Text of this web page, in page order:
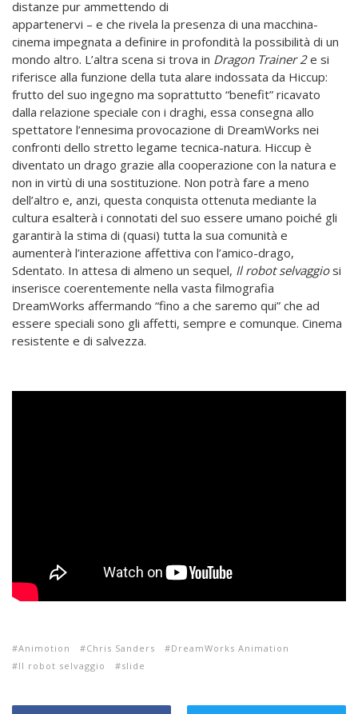
distanze pur ammettendo di
appartenervi – e che rivela la presenza di una macchina-
cinema impegnata a definire in profondità la possibilità di un
mondo altro. L’altra scena si trova in Dragon Trainer 2e si
riferisce alla funzione della tuta alare indossata da Hiccup:
frutto del suo ingegno ma soprattutto “benefit” ricavato
dalla relazione speciale con i draghi, essa consegna allo
spettatore l’ennesima provocazione di DreamWorks nei
confronti dello stretto legame tecnica-natura. Hiccup è
diventato un drago grazie alla cooperazione con la natura e
non in virtù di una sostituzione. Non potrà fare a meno
dell’altro e, anzi, questa conquista ottenuta mediante la
cultura esalterà i connotati del suo essere umano poiché gli
garantirà la stima di (quasi) tutta la sua comunità e
aumenterà l’interazione affettiva con l’amico-drago,
Sdentato. In attesa di almeno un sequel, Il robot selvaggiosi
inserisce coerentemente nella vasta filmografia
DreamWorks affermando “fino a che saremo qui” che ad
essere speciali sono gli affetti, sempre e comunque. Cinema
resistente e di salvezza.
Animotion Chris Sanders
DreamWorks Animation
Il robot selvaggio
slide